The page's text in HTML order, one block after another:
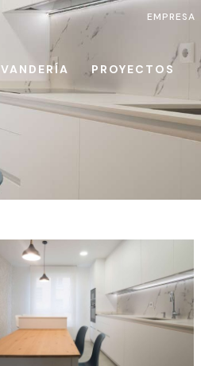
EMPRESA
PROYECTOS